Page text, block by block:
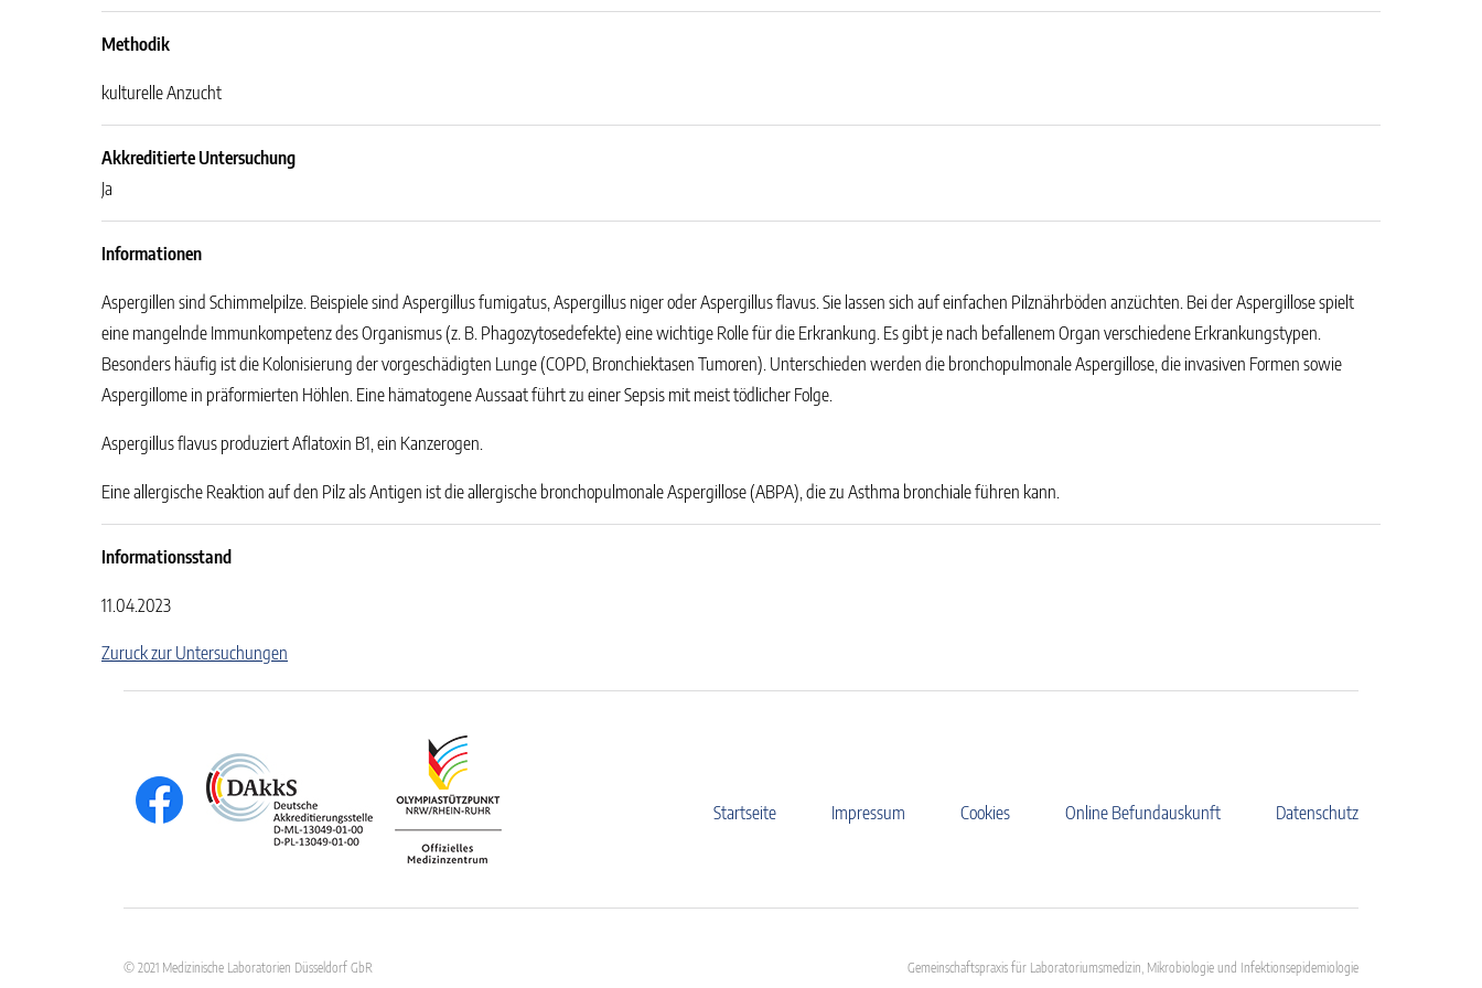
Methodik
kulturelle Anzucht
Akkreditierte Untersuchung
Ja
Informationen
Aspergillen sind Schimmelpilze. Beispiele sind Aspergillus fumigatus, Aspergillus niger oder Aspergillus flavus. Sie lassen sich auf einfachen Pilznährböden anzüchten. Bei der Aspergillose spielt
eine mangelnde Immunkompetenz des Organismus (z. B. Phagozytosedefekte) eine wichtige Rolle für die Erkrankung. Es gibt je nach befallenem Organ verschiedene Erkrankungstypen.
Besonders häufig ist die Kolonisierung der vorgeschädigten Lunge (COPD, Bronchiektasen Tumoren). Unterschieden werden die bronchopulmonale Aspergillose, die invasiven Formen sowie
Aspergillome in präformierten Höhlen. Eine hämatogene Aussaat führt zu einer Sepsis mit meist tödlicher Folge.
Aspergillus flavus produziert Aflatoxin B1, ein Kanzerogen.
Eine allergische Reaktion auf den Pilz als Antigen ist die allergische bronchopulmonale Aspergillose (ABPA), die zu Asthma bronchiale führen kann.
Informationsstand
11.04.2023
Zuruck zur Untersuchungen
Startseite Impressum Cookies Online Befundauskunft Datenschutz
© 2021 Medizinische Laboratorien Düsseldorf GbR Gemeinschaftspraxis für Laboratoriumsmedizin, Mikrobiologie und Infektionsepidemiologie